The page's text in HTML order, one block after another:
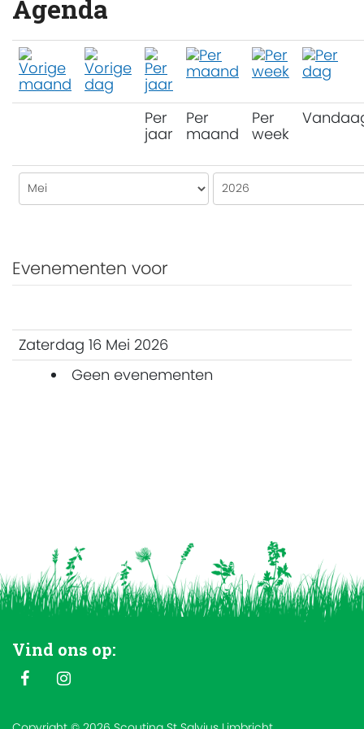
Agenda
Per
jaar
Per
maand
Per
week
Evenementen voor
Zaterdag 16 Mei 2026
Geen evenementen
Vind ons op: